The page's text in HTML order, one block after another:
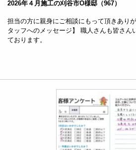
2026年４月施工の刈谷市O様邸（967）
担当の方に親身にご相談にもって頂きあり
タッフへのメッセージ】 職人さんも皆さん
ております。